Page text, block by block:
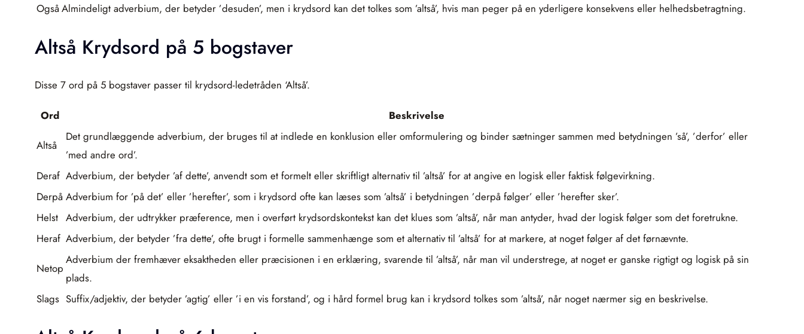
OgsåAlmindeligt adverbium, der betyder ’desuden’, men i krydsord kan det tolkes som ’altså’, hvis man peger på en yderligere konsekvens eller helhedsbetragtning.
Altså Krydsord på 5 bogstaver
Disse 7 ord på 5 bogstaver passer til krydsord-ledetråden ‘Altså’.
Ord Beskrivelse
Altså
Det grundlæggende adverbium, der bruges til at indlede en konklusion eller omformulering og binder sætninger sammen med betydningen ’så’, ’derfor’ eller
’med andre ord’.
Deraf Adverbium, der betyder ’af dette’, anvendt som et formelt eller skriftligt alternativ til ’altså’ for at angive en logisk eller faktisk følgevirkning.
Derpå Adverbium for ’på det’ eller ’herefter’, som i krydsord ofte kan læses som ’altså’ i betydningen ’derpå følger’ eller ’herefter sker’.
Helst Adverbium, der udtrykker præference, men i overført krydsordskontekst kan det klues som ’altså’, når man antyder, hvad der logisk følger som det foretrukne.
Heraf Adverbium, der betyder ’fra dette’, ofte brugt i formelle sammenhænge som et alternativ til ’altså’ for at markere, at noget følger af det førnævnte.
Netop
Adverbium der fremhæver eksaktheden eller præcisionen i en erklæring, svarende til ’altså’, når man vil understrege, at noget er ganske rigtigt og logisk på sin
plads.
Slags Suffix/adjektiv, der betyder ’agtig’ eller ’i en vis forstand’, og i hård formel brug kan i krydsord tolkes som ’altså’, når noget nærmer sig en beskrivelse.